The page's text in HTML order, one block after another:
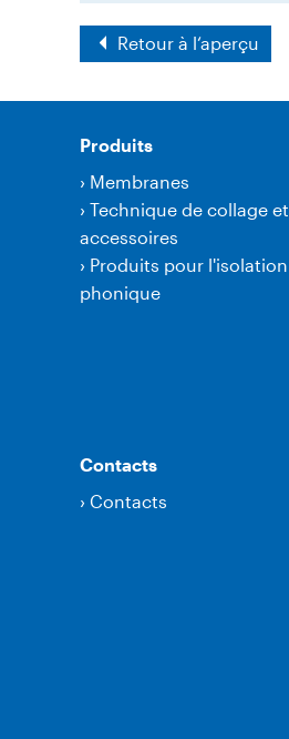
Retour à l‘aperçu
Produits
› Membranes
› Technique de collage et
accessoires
› Produits pour l'isolation
phonique
Contacts
› Contacts